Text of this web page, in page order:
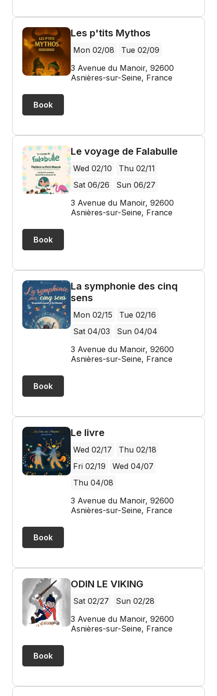
Les p'tits Mythos
Mon 02/08
Tue 02/09
3 Avenue du Manoir, 92600
Asnières-sur-Seine, France
Book
Le voyage de Falabulle
Wed 02/10
Thu 02/11
Sat 06/26
Sun 06/27
3 Avenue du Manoir, 92600
Asnières-sur-Seine, France
Book
La symphonie des cinq
sens
Mon 02/15
Tue 02/16
Sat 04/03
Sun 04/04
3 Avenue du Manoir, 92600
Asnières-sur-Seine, France
Book
Le livre
Wed 02/17
Thu 02/18
Fri 02/19
Wed 04/07
Thu 04/08
3 Avenue du Manoir, 92600
Asnières-sur-Seine, France
Book
ODIN LE VIKING
Sat 02/27
Sun 02/28
3 Avenue du Manoir, 92600
Asnières-sur-Seine, France
Book